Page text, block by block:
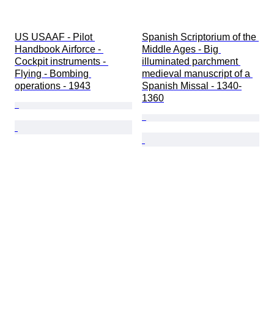
US USAAF - Pilot
Handbook Airforce -
Cockpit instruments -
Flying - Bombing
operations - 1943
Spanish Scriptorium of the
Middle Ages - Big
illuminated parchment
medieval manuscript of a
Spanish Missal - 1340-
1360